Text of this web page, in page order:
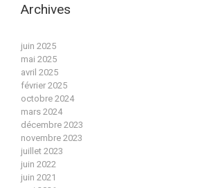
Archives
juin 2025
mai 2025
avril 2025
février 2025
octobre 2024
mars 2024
décembre 2023
novembre 2023
juillet 2023
juin 2022
juin 2021